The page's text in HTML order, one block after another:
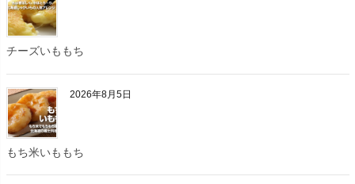
チーズいももち
2026年8月5日
もち米いももち